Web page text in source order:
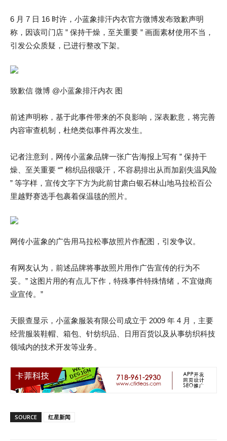
6 月 7 日 16 时许，小蓝象排汗内衣官方微博发布致歉声明
称，因该司门店 ” 保持干燥，至关重要 ” 画面素材使用不当，
引发公众质疑，已进行整改下架。
致歉信 微博 @小蓝象排汗内衣 图
前述声明称，基于此事件带来的不良影响，深表歉意，将完善
内容审查机制，杜绝类似事件再次发生。
记者注意到，网传小蓝象品牌一张广告海报上写有 ” 保持干
燥、至关重要 “” 棉织品很吸汗，不容易排出从而加剧失温风险
” 等字样，宣传文字下方为此前甘肃白银石林山地马拉松百公
里越野赛选手包裹着保温毯的照片。
网传小蓝象的广告用马拉松事故照片作配图，引发争议。
有网友认为，前述品牌将事故照片用作广告宣传的行为不
妥。” 这图片用的有点儿下作，特殊事件特殊情绪，不宜做商
业宣传。”
天眼查显示，小蓝象服装有限公司成立于 2009 年 4 月，主要
经营服装鞋帽、箱包、针纺织品、日用百货以及从事纺织科技
领域内的技术开发等业务。
SOURCE 红星新闻